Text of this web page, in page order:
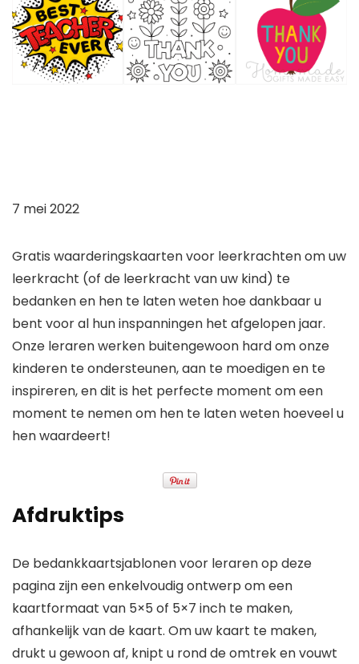
7 mei 2022
Gratis waarderingskaarten voor leerkrachten om uw
leerkracht (of de leerkracht van uw kind) te
bedanken en hen te laten weten hoe dankbaar u
bent voor al hun inspanningen het afgelopen jaar.
Onze leraren werken buitengewoon hard om onze
kinderen te ondersteunen, aan te moedigen en te
inspireren, en dit is het perfecte moment om een ​​
moment te nemen om hen te laten weten hoeveel u
hen waardeert!
Afdruktips
De bedankkaartsjablonen voor leraren op deze
pagina zijn een enkelvoudig ontwerp om een ​​
kaartformaat van 5×5 of 5×7 inch te maken,
afhankelijk van de kaart. Om uw kaart te maken,
drukt u gewoon af, knipt u rond de omtrek en vouwt